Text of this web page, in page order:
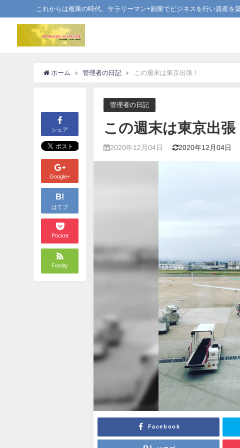
これからは複業の時代、サラリーマン+副業でビジネスを行い資産を
ホーム 管理者の日記 この週末は東京出張！
シェア
Google+
B!
はてブ
Pocket
Feedly
管理者の日記
この週末は東京出張
2020年12月04日 2020年12月04日
Facebook